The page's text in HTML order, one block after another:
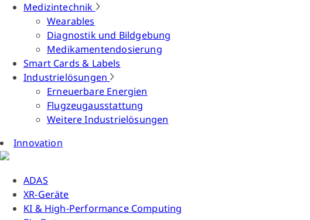
Medizintechnik
Wearables
Diagnostik und Bildgebung
Medikamentendosierung
Smart Cards & Labels
Industrielösungen
Erneuerbare Energien
Flugzeugausstattung
Weitere Industrielösungen
Innovation
ADAS
XR-Geräte
KI & High-Performance Computing